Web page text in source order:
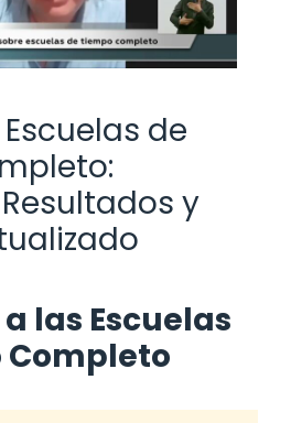
de
y
las Escuelas
Completo